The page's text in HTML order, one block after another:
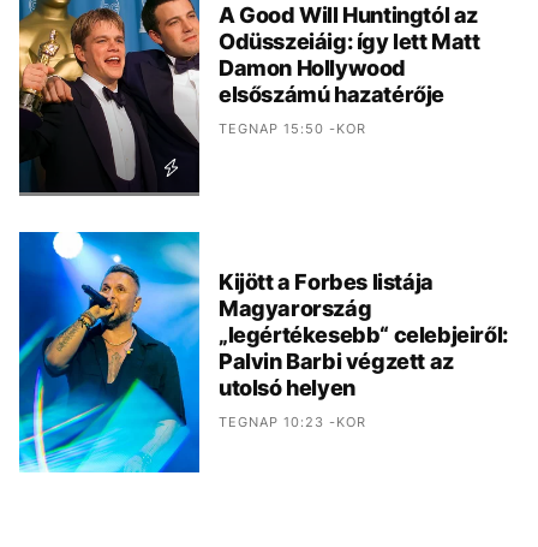
A Good Will Huntingtól az
Odüsszeiáig: így lett Matt
Damon Hollywood
elsőszámú hazatérője
TEGNAP 15:50 -KOR
Kijött a Forbes listája
Magyarország
„legértékesebb“ celebjeiről:
Palvin Barbi végzett az
utolsó helyen
TEGNAP 10:23 -KOR